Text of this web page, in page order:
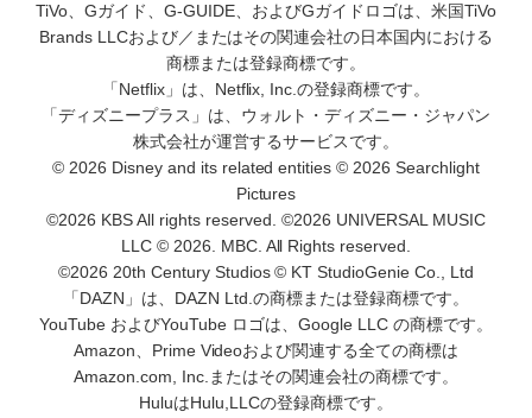
TiVo、Gガイド、G-GUIDE、およびGガイドロゴは、米国TiVo
Brands LLCおよび／またはその関連会社の日本国内における
商標または登録商標です。
「Netflix」は、Netflix, Inc.の登録商標です。
「ディズニープラス」は、ウォルト・ディズニー・ジャパン
株式会社が運営するサービスです。
© 2026 Disney and its related entities © 2026 Searchlight
Pictures
©2026 KBS All rights reserved. ©2026 UNIVERSAL MUSIC
LLC © 2026. MBC. All Rights reserved.
©2026 20th Century Studios © KT StudioGenie Co., Ltd
「DAZN」は、DAZN Ltd.の商標または登録商標です。
YouTube およびYouTube ロゴは、Google LLC の商標です。
Amazon、Prime Videoおよび関連する全ての商標は
Amazon.com, Inc.またはその関連会社の商標です。
HuluはHulu,LLCの登録商標です。